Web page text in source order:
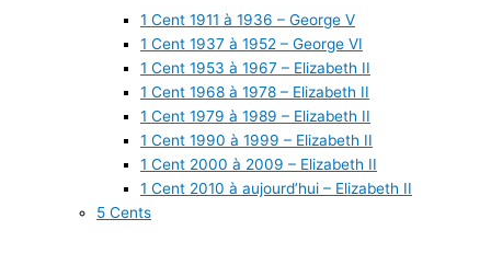
1 Cent 1911 à 1936 – George V
1 Cent 1937 à 1952 – George VI
1 Cent 1953 à 1967 – Elizabeth II
1 Cent 1968 à 1978 – Elizabeth II
1 Cent 1979 à 1989 – Elizabeth II
1 Cent 1990 à 1999 – Elizabeth II
1 Cent 2000 à 2009 – Elizabeth II
1 Cent 2010 à aujourd’hui – Elizabeth II
5 Cents